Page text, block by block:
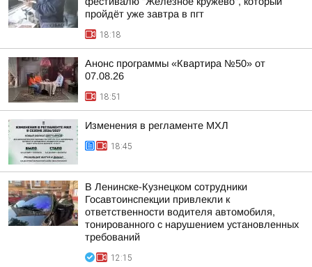
пройдёт уже завтра в пгт
18:18
Анонс программы «Квартира №50» от
07.08.26
18:51
Изменения в регламенте МХЛ
18:45
В Ленинске-Кузнецком сотрудники
Госавтоинспекции привлекли к
ответственности водителя автомобиля,
тонированного с нарушением установленных
требований
12:15